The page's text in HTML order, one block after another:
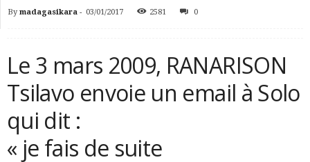
By madagasikara - 03/01/2017 2581 0
Le 3 mars 2009, RANARISON
Tsilavo envoie un email à Solo
qui dit :
« je fais de suite